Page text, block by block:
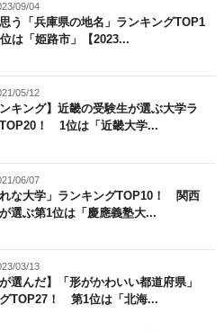
09/04
う「兵庫県の地名」ランキングTOP1
は「姫路市」【2023...
05/12
ンキング】近畿の受験生が選ぶ大学ラ
！ 1位は「近畿大学...
06/07
れな大学」ランキングTOP10！ 関西
選ぶ第1位は「慶應義塾大...
03/13
が選んだ】「形がかわいい都道府県」
TOP27！ 第1位は「北海...